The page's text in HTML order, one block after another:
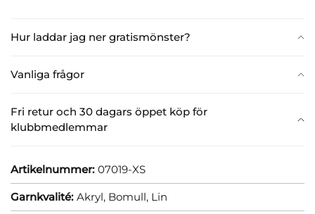
Hur laddar jag ner gratismönster?
Vanliga frågor
Fri retur och 30 dagars öppet köp för
klubbmedlemmar
Artikelnummer: 07019-XS
Garnkvalité: Akryl, Bomull, Lin